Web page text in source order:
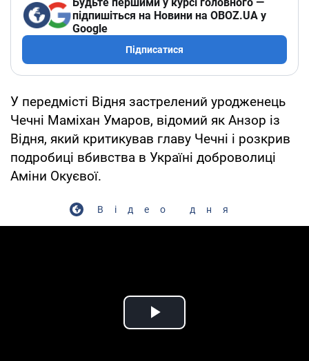
підпишіться на Новини на OBOZ.UA у
Google
Підписатися
У передмісті Відня застрелений уродженець
Чечні Маміхан Умаров, відомий як Анзор із
Відня, який критикував главу Чечні і розкрив
подробиці вбивства в Україні доброволиці
Аміни Окуєвої.
Відео дня
Play Video